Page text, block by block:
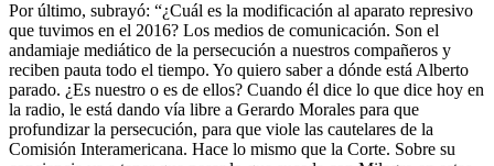
Por último, subrayó: “¿Cuál es la modificación al aparato represivo
que tuvimos en el 2016? Los medios de comunicación. Son el
andamiaje mediático de la persecución a nuestros compañeros y
reciben pauta todo el tiempo. Yo quiero saber a dónde está Alberto
parado. ¿Es nuestro o es de ellos? Cuando él dice lo que dice hoy en
la radio, le está dando vía libre a Gerardo Morales para que
profundizar la persecución, para que viole las cautelares de la
Comisión Interamericana. Hace lo mismo que la Corte. Sobre su